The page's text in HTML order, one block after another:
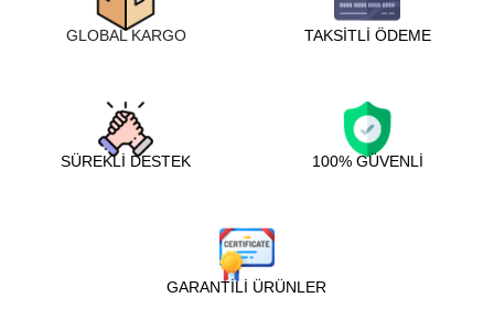
GLOBAL KARGO TAKSİTLİ ÖDEME
SÜREKLİ DESTEK 100% GÜVENLİ
GARANTİLİ ÜRÜNLER